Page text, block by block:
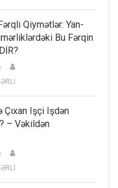
Qiymətlər: Yan-
Bu Fərqin
Çıxan Işçi Işdən
– Vəkildən